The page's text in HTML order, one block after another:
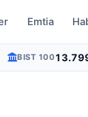
Emtia
BIST 100